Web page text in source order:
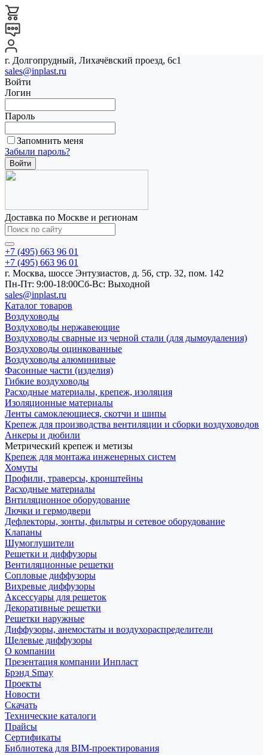
г. Долгопрудный, Лихачёвский проезд, 6с1
sales@inplast.ru
Войти
Логин
Пароль
Запомнить меня
Забыли пароль?
Доставка по Москве и регионам
+7 (495) 663 96 01
+7 (495) 663 96 01
г. Москва, шоссе Энтузиастов, д. 56, стр. 32, пом. 142
Пн-Пт: 9:00-18:00Cб-Вс: Выходной
sales@inplast.ru
Каталог товаров
Воздуховоды
Воздуховоды нержавеющие
Воздуховоды сварные из черной стали (для дымоудаления)
Воздуховоды оцинкованные
Воздуховоды алюминивые
Фасонные части (изделия)
Гибкие воздуховоды
Расходные материалы, крепеж, изоляция
Изоляционные материалы
Ленты самоклеющиеся, скотчи и шипы
Крепеж для производства вентиляции и сборки воздуховодов
Анкеры и дюбили
Метрический крепеж и метизы
Крепеж для монтажа инженерных систем
Хомуты
Профили, траверсы, кронштейны
Расходные материалы
Внтиляционное оборудование
Лючки и гермодвери
Дефлекторы, зонты, фильтры и сетевое оборудование
Клапаны
Шумоглушители
Решетки и диффузоры
Вентиляционные решетки
Сопловые диффузоры
Вихревые диффузоры
Аксессуары для решеток
Декоративные решетки
Решетки наружные
Диффузоры, анемостаты и воздухораспределители
Щелевые диффузоры
О компании
Презентация компании Инпласт
Брэнд Smay
Проекты
Новости
Скачать
Технические каталоги
Прайсы
Сертификаты
Библиотека для BIM-проектирования